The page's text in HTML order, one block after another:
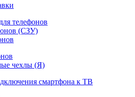
телефонов
(СЗУ)
чехлы (Я)
смартфона к ТВ